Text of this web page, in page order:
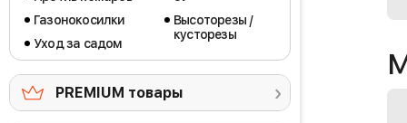
Газонокосилки
Уход за садом
Высоторезы /
кусторезы
PREMIUM товары